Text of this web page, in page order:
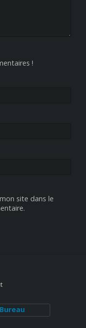
!
site dans le
Bureau